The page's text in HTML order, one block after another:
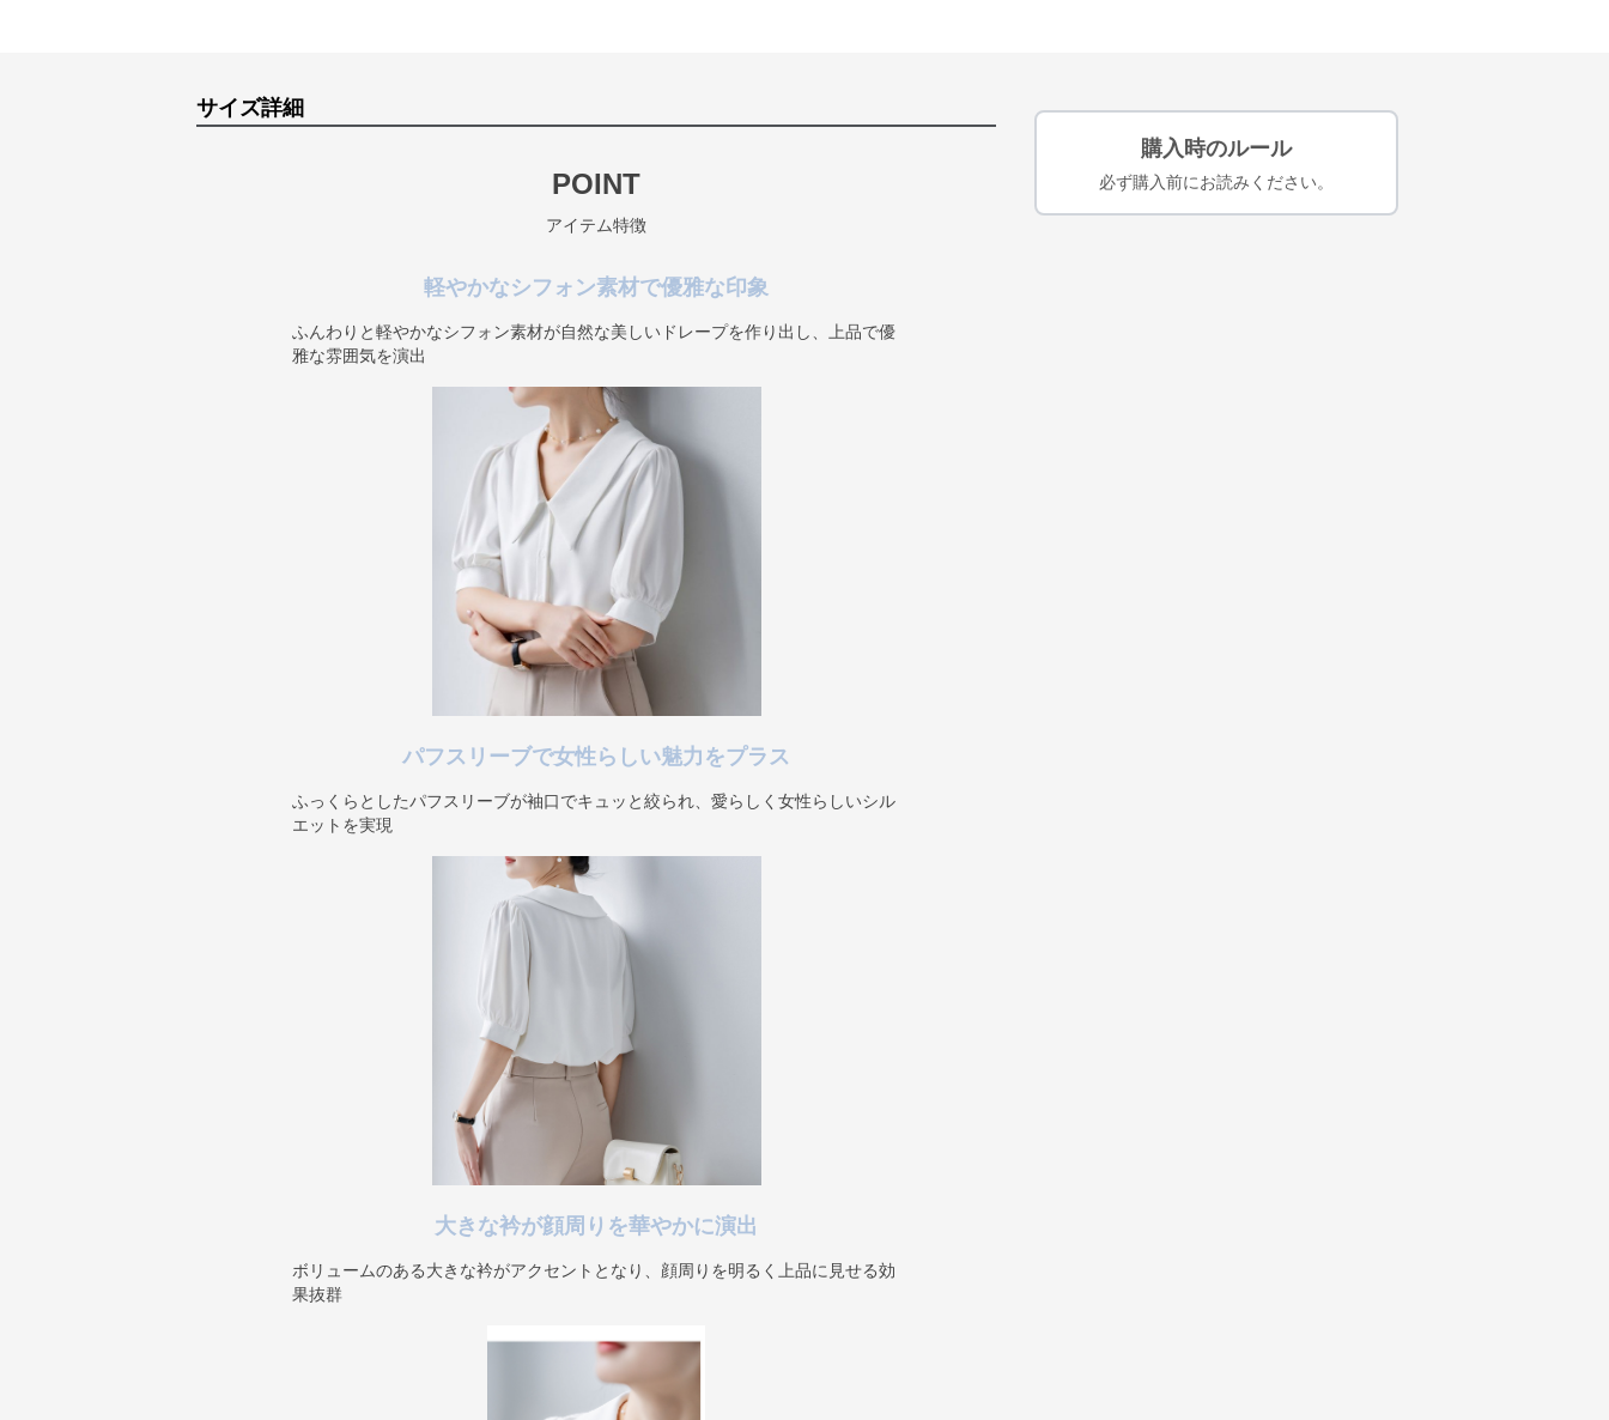
サイズ詳細
POINT
アイテム特徴
軽やかなシフォン素材で優雅な印象
ふんわりと軽やかなシフォン素材が自然な美しいドレープを作り出し、上品で優
雅な雰囲気を演出
パフスリーブで女性らしい魅力をプラス
ふっくらとしたパフスリーブが袖口でキュッと絞られ、愛らしく女性らしいシル
エットを実現
大きな衿が顔周りを華やかに演出
ボリュームのある大きな衿がアクセントとなり、顔周りを明るく上品に見せる効
果抜群
購入時のルール
必ず購入前にお読みください。